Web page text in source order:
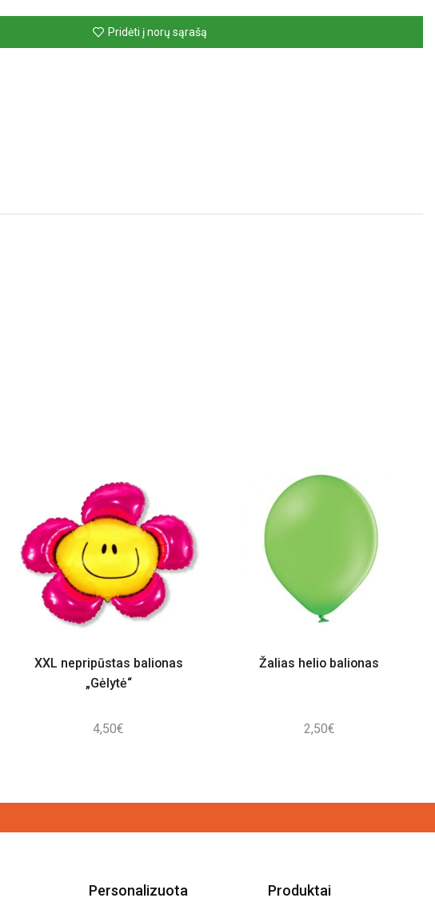
Pridėti į norų sąrašą
XXL nepripūstas balionas
„Gėlytė“
4,50€
Žalias helio balionas
2,50€
Personalizuota Produktai